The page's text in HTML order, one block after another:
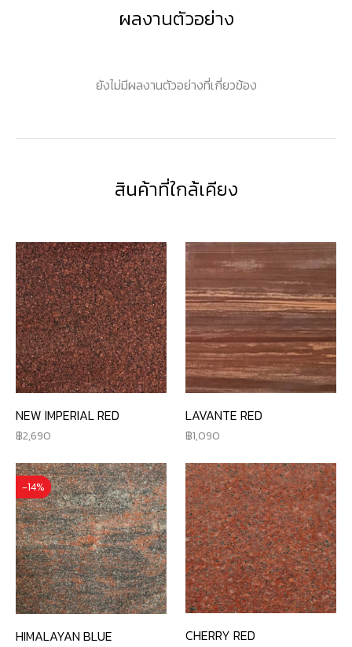
ผลงานตัวอย่าง
ยังไม่มีผลงานตัวอย่างที่เกี่ยวข้อง
สินค้าที่ใกล้เคียง
NEW IMPERIAL RED
2,690
LAVANTE RED
1,090
-14%
HIMALAYAN BLUE CHERRY RED